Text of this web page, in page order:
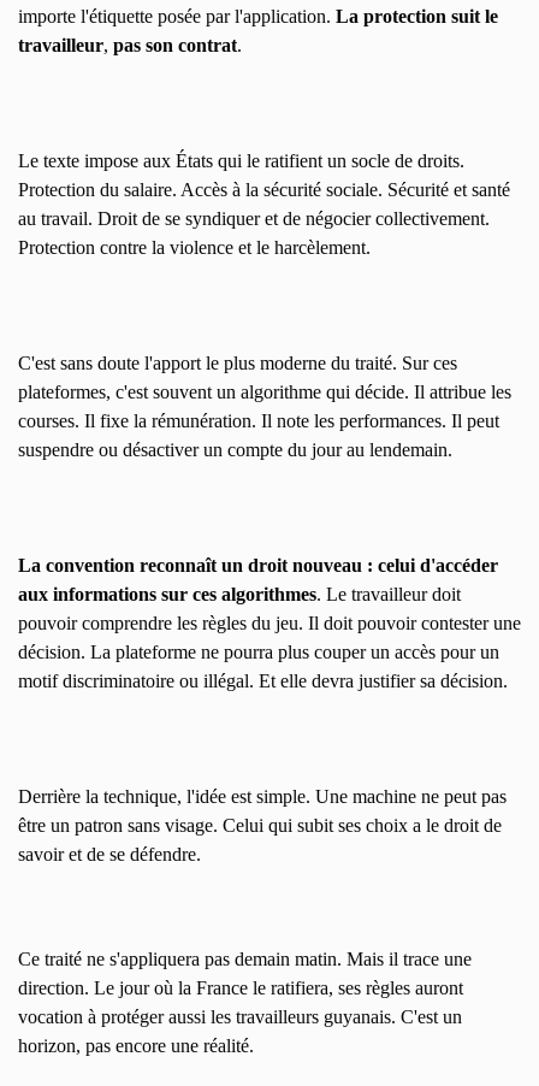
importe l'étiquette posée par l'application. La protection suit le
travailleur, pas son contrat.
Le texte impose aux États qui le ratifient un socle de droits.
Protection du salaire. Accès à la sécurité sociale. Sécurité et santé
au travail. Droit de se syndiquer et de négocier collectivement.
Protection contre la violence et le harcèlement.
C'est sans doute l'apport le plus moderne du traité. Sur ces
plateformes, c'est souvent un algorithme qui décide. Il attribue les
courses. Il fixe la rémunération. Il note les performances. Il peut
suspendre ou désactiver un compte du jour au lendemain.
La convention reconnaît un droit nouveau : celui d'accéder
aux informations sur ces algorithmes. Le travailleur doit
pouvoir comprendre les règles du jeu. Il doit pouvoir contester une
décision. La plateforme ne pourra plus couper un accès pour un
motif discriminatoire ou illégal. Et elle devra justifier sa décision.
Derrière la technique, l'idée est simple. Une machine ne peut pas
être un patron sans visage. Celui qui subit ses choix a le droit de
savoir et de se défendre.
Ce traité ne s'appliquera pas demain matin. Mais il trace une
direction. Le jour où la France le ratifiera, ses règles auront
vocation à protéger aussi les travailleurs guyanais. C'est un
horizon, pas encore une réalité.